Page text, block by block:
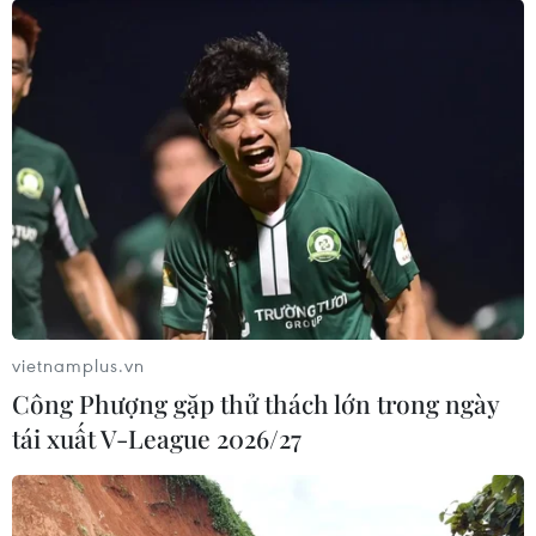
giới về ẩm thực đường phố
05/08/2026 03:11
Quan hệ Đối tác chiến
lược toàn diện Việt Nam-Thái Lan
04/08/2026 23:22
Chỉ số sản xuất công
nghiệp tăng 11,4% trong 7 tháng qua
04/08/2026 23:09
Đầu tư của Việt Nam ra
nước ngoài trong 7 tháng đạt 2,36 tỷ
vietnamplus.vn
Công Phượng gặp thử thách lớn trong ngày
tái xuất V-League 2026/27